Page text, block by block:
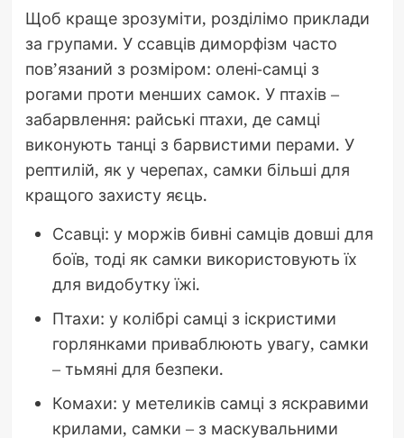
Щоб краще зрозуміти, розділімо приклади
за групами. У ссавців диморфізм часто
пов’язаний з розміром: олені-самці з
рогами проти менших самок. У птахів –
забарвлення: райські птахи, де самці
виконують танці з барвистими перами. У
рептилій, як у черепах, самки більші для
кращого захисту яєць.
Ссавці: у моржів бивні самців довші для
боїв, тоді як самки використовують їх
для видобутку їжі.
Птахи: у колібрі самці з іскристими
горлянками приваблюють увагу, самки
– тьмяні для безпеки.
Комахи: у метеликів самці з яскравими
крилами, самки – з маскувальними